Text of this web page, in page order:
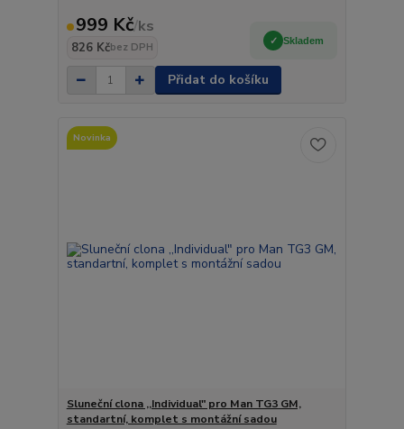
999 Kč/ks
826 Kčbez DPH
Skladem
Přidat do košíku
Novinka
Sluneční clona ,,Individual" pro Man TG3 GM,
standartní, komplet s montážní sadou